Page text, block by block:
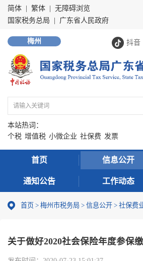
简体 繁体
无障碍浏览
国家税务总局
广东省人民政府
抖音
梅州
本站热词：
个税 增值税 小微企业 社保费 发票
首页 信息公开
通知公告 工作动态
首页 > 梅州市税务局 > 信息公开 > 社保费
关于做好2020社会保险年度参保